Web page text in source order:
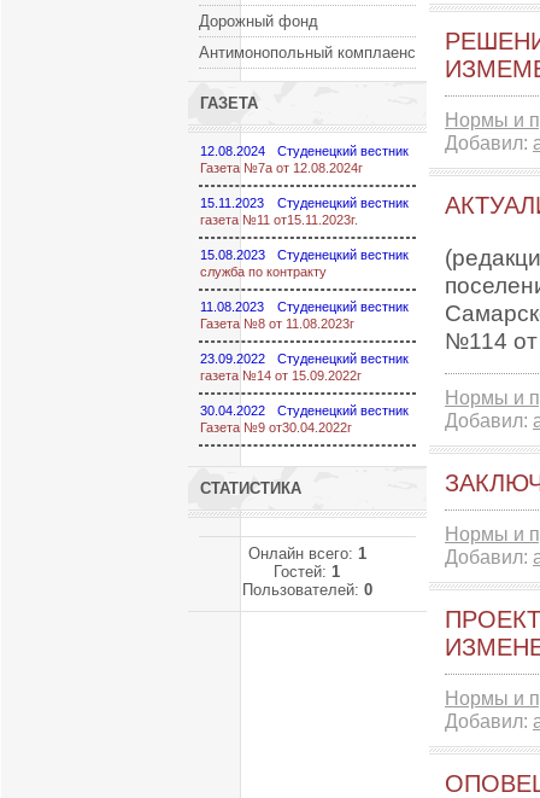
Дорожный фонд
Антимонопольный комплаенс
ГАЗЕТА
12.08.2024
Студенецкий вестник
Газета №7а от 12.08.2024г
15.11.2023
Студенецкий вестник
газета №11 от15.11.2023г.
15.08.2023
Студенецкий вестник
служба по контракту
11.08.2023
Студенецкий вестник
Газета №8 от 11.08.2023г
23.09.2022
Студенецкий вестник
газета №14 от 15.09.2022г
30.04.2022
Студенецкий вестник
Газета №9 от30.04.2022г
СТАТИСТИКА
Онлайн всего: 1
Гостей:1
Пользователей: 0
Нормы и
Добавил:
№114 от
Нормы и
Добавил:
Нормы и
Добавил:
Нормы и
Добавил: